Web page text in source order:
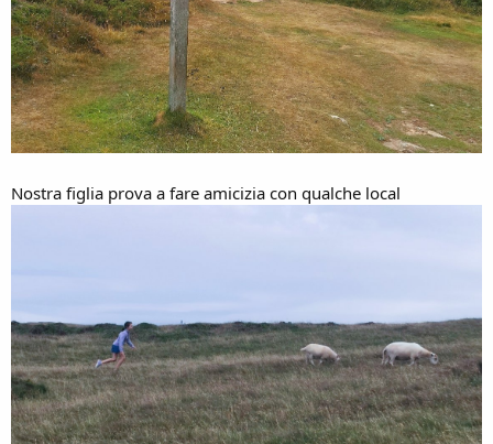
Nostra figlia prova a fare amicizia con qualche local